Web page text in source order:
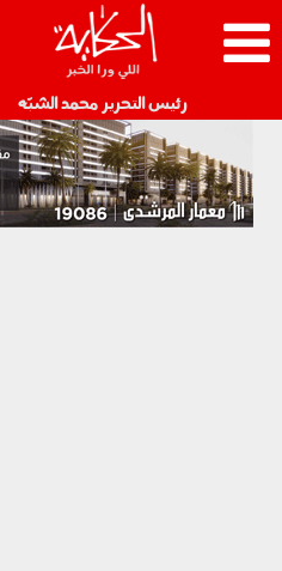
رئيس التحرير محمد الشبّه